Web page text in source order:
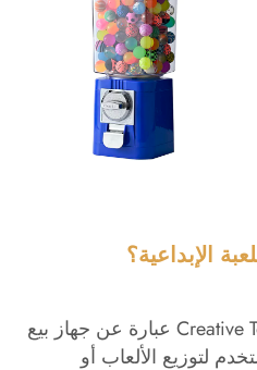
إن Creative Toy Gashapon Machine عبارة عن جهاز بيع
الألعاب أو